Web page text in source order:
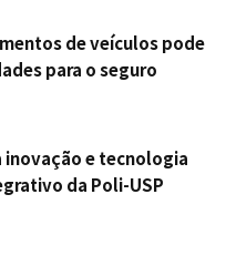
de veículos pode
para o seguro
inovação e tecnologia
da Poli-USP